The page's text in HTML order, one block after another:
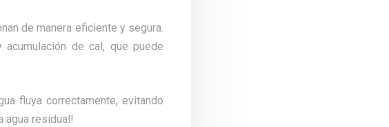
de manera eficiente y segura.
de cal, que puede
fluya correctamente, evitando
agua residual!